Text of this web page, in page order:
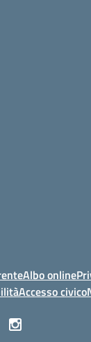
Albo online
Accesso civico